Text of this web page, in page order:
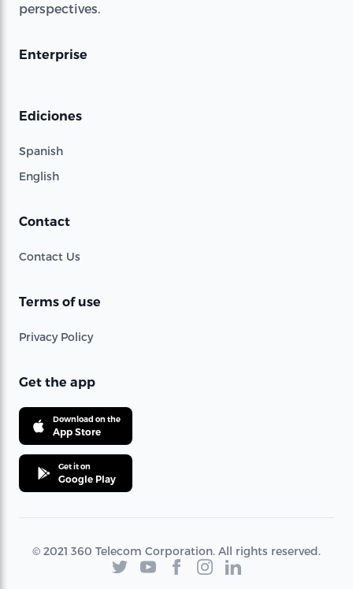
perspectives.
Enterprise
Ediciones
Spanish
English
Contact
Contact Us
Terms of use
Privacy Policy
Get the app
Download on the
App Store
Get it on
Google Play
© 2021 360 Telecom Corporation. All rights reserved.